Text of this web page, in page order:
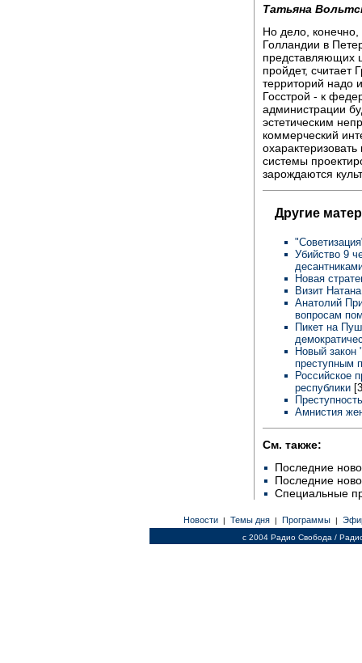
Татьяна
Но дело, конечно,
Голландии в
представляющих
пройдет, считает
территорий надо
Госстрой - к
администрации
эстетическим
коммерческий
системы
зарождаются
Другие
Убийство 9
Новая
Визит
Анатолий
вопросам
Пикет на
Новый закон
преступным
Российское
республики
Амнистия
См. также:
Последние
Последние
Специальные
Новости | Темы дня | Программы |
c 2004 Радио Свобода /